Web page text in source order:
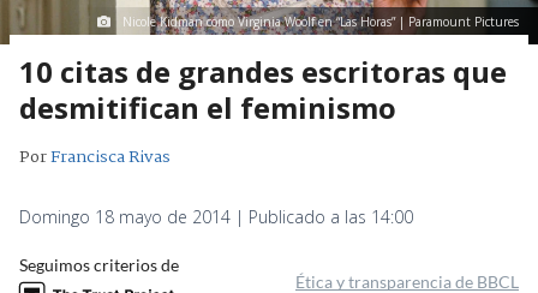
Nicole Kidman como Virginia Woolf en “Las Horas” | Paramount Pictures
10 citas de grandes escritoras que
desmitifican el feminismo
PorFrancisca Rivas
Domingo 18 mayo de 2014 | Publicado a las 14:00
Seguimos criterios de
Ética y transparencia de BBCL